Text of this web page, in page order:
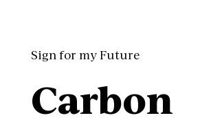
Sign for my Future
Carbon